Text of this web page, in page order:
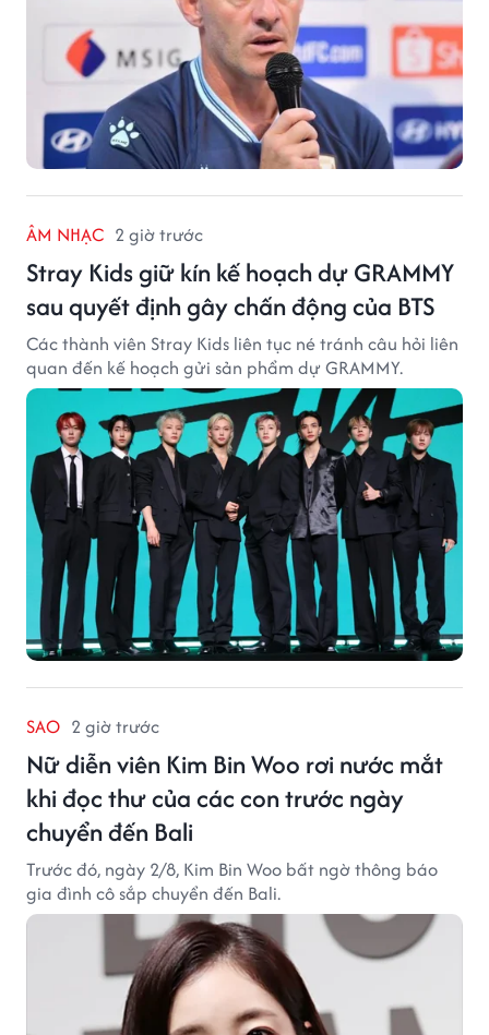
ÂM NHẠC 2 giờ trước
Stray Kids giữ kín kế hoạch dự GRAMMY
sau quyết định gây chấn động của BTS
Các thành viên Stray Kids liên tục né tránh câu hỏi liên
quan đến kế hoạch gửi sản phẩm dự GRAMMY.
SAO 2 giờ trước
Nữ diễn viên Kim Bin Woo rơi nước mắt
khi đọc thư của các con trước ngày
chuyển đến Bali
Trước đó, ngày 2/8, Kim Bin Woo bất ngờ thông báo
gia đình cô sắp chuyển đến Bali.